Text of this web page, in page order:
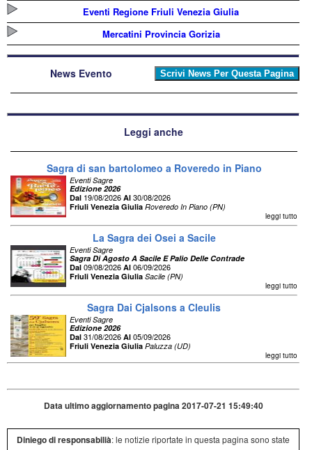
Eventi Regione Friuli Venezia Giulia
Mercatini Provincia Gorizia
News Evento
Leggi anche
Sagra di san bartolomeo a Roveredo in Piano
Eventi Sagre
Edizione 2026
Dal 19/08/2026 Al 30/08/2026
Friuli Venezia Giulia Roveredo In Piano (PN)
leggi tutto
La Sagra dei Osei a Sacile
Eventi Sagre
Sagra Di Agosto A Sacile E Palio Delle Contrade
Dal 09/08/2026 Al 06/09/2026
Friuli Venezia Giulia Sacile (PN)
leggi tutto
Sagra Dai Cjalsons a Cleulis
Eventi Sagre
Edizione 2026
Dal 31/08/2026 Al 05/09/2026
Friuli Venezia Giulia Paluzza (UD)
leggi tutto
Data ultimo aggiornamento pagina 2017-07-21 15:49:40
Diniego di responsabilià: le notizie riportate in questa pagina sono state